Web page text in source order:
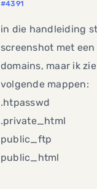
#4391
in die handleiding
screenshot met een
domains, maar ik
volgende mappen:
.htpasswd
.private_html
public_ftp
public_html